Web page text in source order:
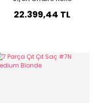
22.399,44 TL